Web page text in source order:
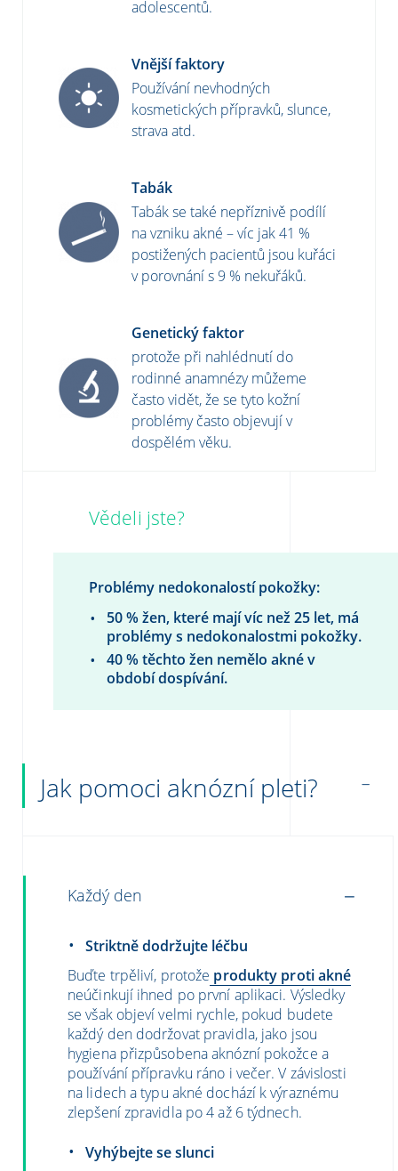
adolescentů.
Vnější faktory
Používání nevhodných
kosmetických přípravků, slunce,
strava atd.
Tabák
Tabák se také nepříznivě podílí
na vzniku akné – víc jak 41 %
postižených pacientů jsou kuřáci
v porovnání s 9 % nekuřáků.
Genetický faktor
protože při nahlédnutí do
rodinné anamnézy můžeme
často vidět, že se tyto kožní
problémy často objevují v
dospělém věku.
Vědeli jste?
Problémy nedokonalostí pokožky:
50 % žen, které mají víc než 25 let, má
problémy s nedokonalostmi pokožky.
40 % těchto žen nemělo akné v
období dospívání.
Jak pomoci aknózní pleti?
Každý den
Striktně dodržujte léčbu
Buďte trpěliví, protože produkty proti akné
neúčinkují ihned po první aplikaci. Výsledky
se však objeví velmi rychle, pokud budete
každý den dodržovat pravidla, jako jsou
hygiena přizpůsobena aknózní pokožce a
používání přípravku ráno i večer. V závislosti
na lidech a typu akné dochází k výraznému
zlepšení zpravidla po 4 až 6 týdnech.
Vyhýbejte se slunci